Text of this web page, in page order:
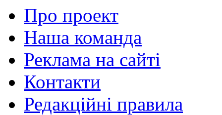
Про проект
Наша команда
Реклама на сайті
Контакти
Редакційні правила